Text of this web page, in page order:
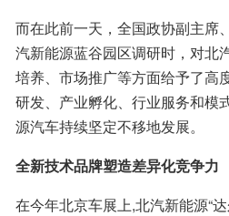
而在此前一天，全国政协副主席
汽新能源蓝谷园区调研时，对北
培养、市场推广等方面给予了高
研发、产业孵化、行业服务和模
源汽车持续坚定不移地发展。
全新技术品牌塑造差异化竞争力
在今年北京车展上,北汽新能源“